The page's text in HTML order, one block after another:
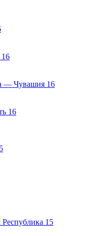
16
— Чувашия 16
16
Республика 15